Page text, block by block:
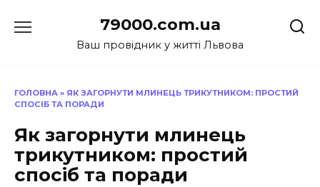
до
79000.com.ua
Ваш провідник у житті Львова
ГОЛОВНА » ЯК ЗАГОРНУТИ МЛИНЕЦЬ ТРИКУТНИКОМ: ПРОСТИЙ
СПОСІБ ТА ПОРАДИ
Як загорнути млинець
трикутником: простий
спосіб та поради